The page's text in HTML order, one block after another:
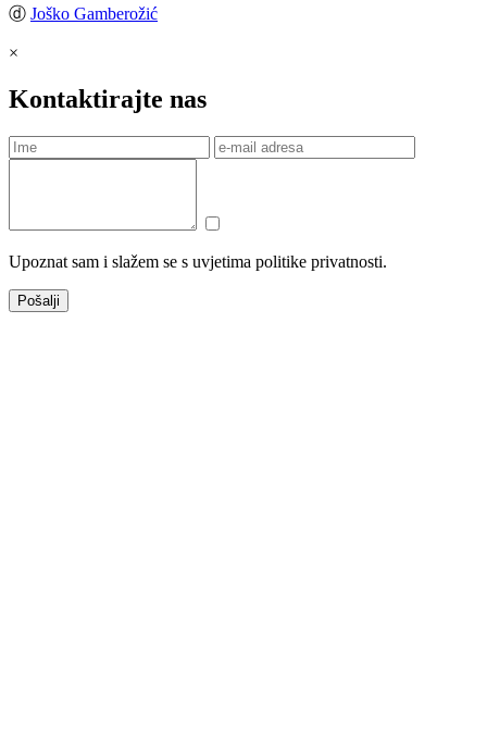
ⓓ Joško Gamberožić
×
Kontaktirajte nas
Upoznat sam i slažem se s uvjetima politike privatnosti.
Pošalji